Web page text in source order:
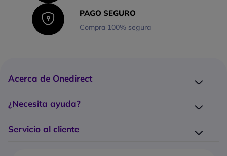
PAGO SEGURO
Compra 100% segura
Acerca de Onedirect
Los 10 puntos fuertes Onedirect
Trabaje con nosotros
¿Necesita ayuda?
Servicio al cliente